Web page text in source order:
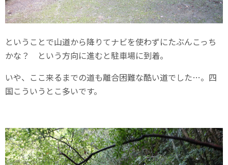
ということで山道から降りてナビを使わずにたぶんこっち
かな？ という方向に進むと駐車場に到着。
いや、ここ来るまでの道も離合困難な酷い道でした…。四
国こういうとこ多いです。